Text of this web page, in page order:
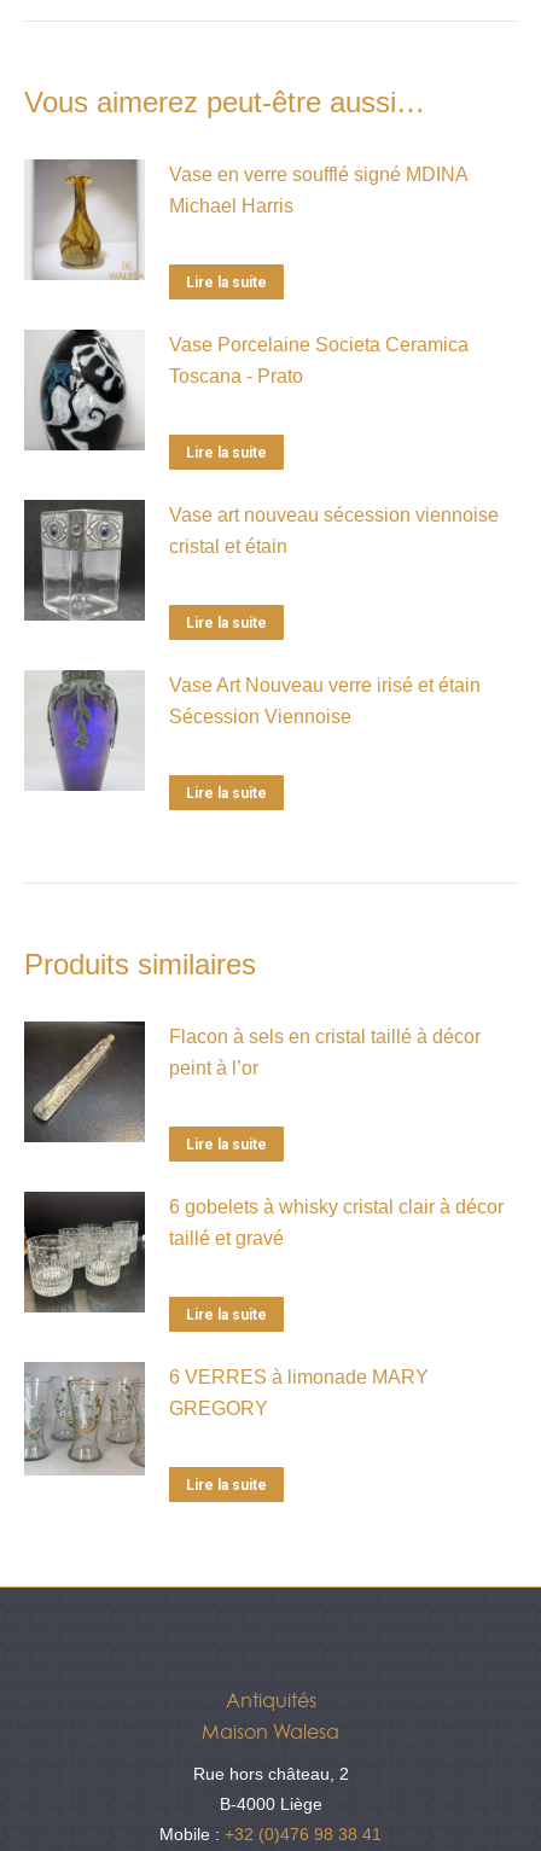
Vous aimerez peut-être aussi…
Vase en verre soufflé signé MDINA
Michael Harris
Lire la suite
Vase Porcelaine Societa Ceramica
Toscana - Prato
Lire la suite
Vase art nouveau sécession viennoise
cristal et étain
Lire la suite
Vase Art Nouveau verre irisé et étain
Sécession Viennoise
Lire la suite
Produits similaires
Flacon à sels en cristal taillé à décor
peint à l’or
Lire la suite
6 gobelets à whisky cristal clair à décor
taillé et gravé
Lire la suite
6 VERRES à limonade MARY
GREGORY
Lire la suite
Antiquités
Maison Walesa
Rue hors château, 2
B-4000 Liège
Mobile : +32 (0)476 98 38 41